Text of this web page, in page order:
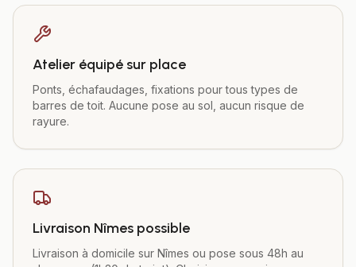
Atelier équipé sur place
Ponts, échafaudages, fixations pour tous types de
barres de toit. Aucune pose au sol, aucun risque de
rayure.
Livraison Nîmes possible
Livraison à domicile sur Nîmes ou pose sous 48h au